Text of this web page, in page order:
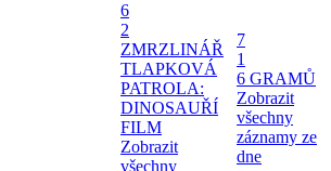
6
2
ZMRZLINÁŘ
TLAPKOVÁ
PATROLA:
DINOSAUŘÍ
FILM
Zobrazit
všechny
7
1
6 GRAMŮ
Zobrazit
všechny
záznamy ze
dne